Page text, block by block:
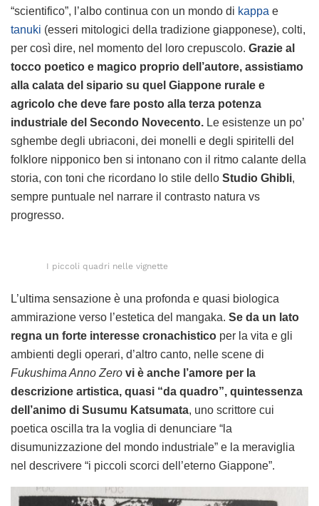
“scientifico”, l’albo continua con un mondo di kappa e
tanuki (esseri mitologici della tradizione giapponese), colti,
per così dire, nel momento del loro crepuscolo. Grazie al
tocco poetico e magico proprio dell’autore, assistiamo
alla calata del sipario su quel Giappone rurale e
agricolo che deve fare posto alla terza potenza
industriale del Secondo Novecento. Le esistenze un po’
sghembe degli ubriaconi, dei monelli e degli spiritelli del
folklore nipponico ben si intonano con il ritmo calante della
storia, con toni che ricordano lo stile dello Studio Ghibli,
sempre puntuale nel narrare il contrasto natura vs
progresso.
I piccoli quadri nelle vignette
L’ultima sensazione è una profonda e quasi biologica
ammirazione verso l’estetica del mangaka. Se da un lato
regna un forte interesse cronachistico per la vita e gli
ambienti degli operari, d’altro canto, nelle scene di
Fukushima Anno Zero vi è anche l’amore per la
descrizione artistica, quasi “da quadro”, quintessenza
dell’animo di Susumu Katsumata, uno scrittore cui
poetica oscilla tra la voglia di denunciare “la
disumunizzazione del mondo industriale” e la meraviglia
nel descrivere “i piccoli scorci dell’eterno Giappone”.